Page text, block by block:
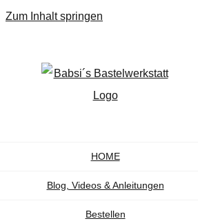
Zum Inhalt springen
HOME
Blog, Videos & Anleitungen
Bestellen